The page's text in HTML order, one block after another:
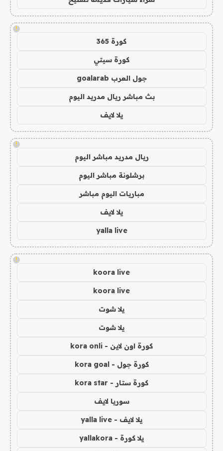
!
كورة 365
كورة سيتي
جول العرب goalarab
بث مباشر ريال مدريد اليوم
يلا لايف
!
ريال مدريد مباشر اليوم
برشلونة مباشر اليوم
مباريات اليوم مباشر
يلا لايف
yalla live
!
koora live
koora live
يلا شوت
يلا شوت
كورة اون لاين - kora onli
كورة جول - kora goal
كورة ستار - kora star
سوريا لايف
يلا لايف - yalla live
يلا كورة - yallakora